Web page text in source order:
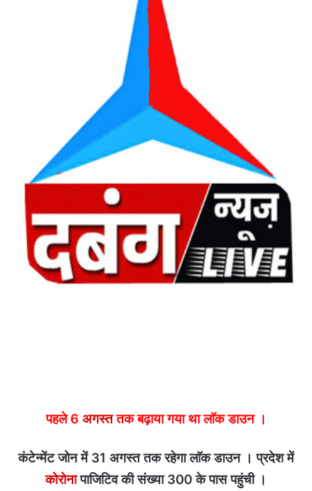
पहले 6 अगस्ततक बढ़ाया गया था लाॅक डाउन ।
कंटेन्मेंट जोन में 31 अगस्त तक रहेगा लाॅक डाउन । प्रदेश में
कोरोनापाजिटिव की संख्या 300 के पास पहुंची ।